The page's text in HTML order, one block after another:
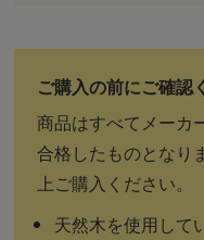
商品はすべてメーカ
合格したものとなり
上ご購入ください。
天然木を使用して